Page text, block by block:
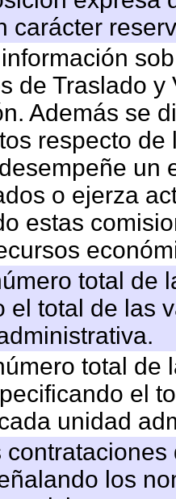
carácter
de Traslado
Además se
respecto
un
o ejerza
estas
total de
el total de las
total de
el
unidad
los